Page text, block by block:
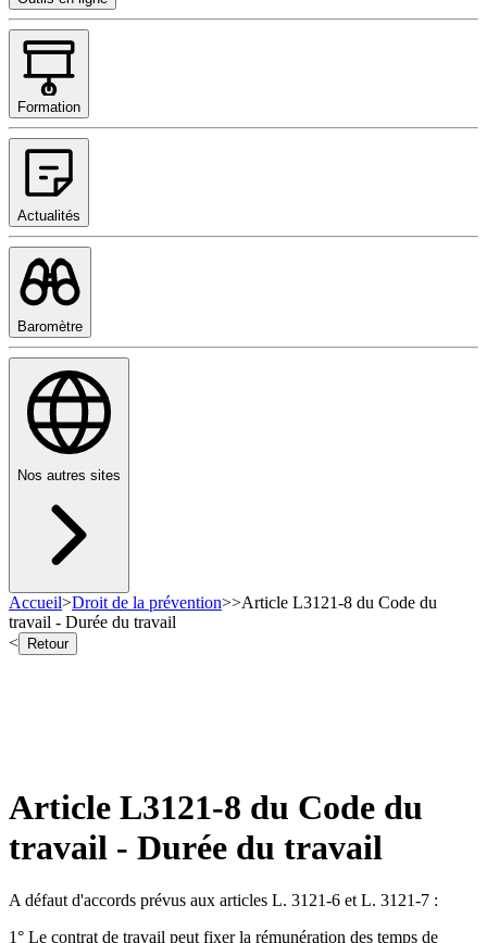
Formation
Actualités
Baromètre
Nos autres sites
Accueil>Droit de la prévention>>Article L3121-8 du Code du
travail - Durée du travail
<
Retour
Article L3121-8 du Code du
travail - Durée du travail
A défaut d'accords prévus aux articles L. 3121-6 et L. 3121-7 :
1° Le contrat de travail peut fixer la rémunération des temps de